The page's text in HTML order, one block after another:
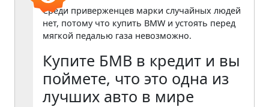
Среди приверженцев марки случайных людей
нет, потому что купить BMW и устоять перед
мягкой педалью газа невозможно.
Купите БМВ в кредит и вы
поймете, что это одна из
лучших авто в мире